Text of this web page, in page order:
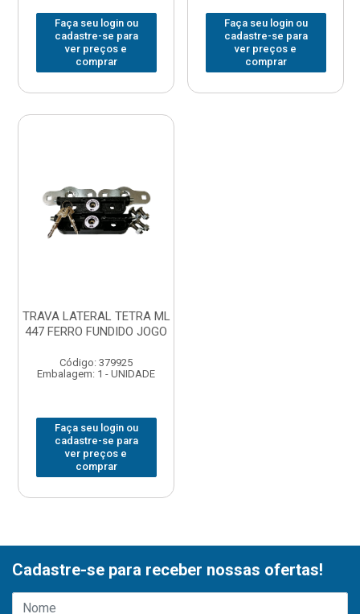
Faça seu login ou
cadastre-se para
ver preços e
comprar
Faça seu login ou
cadastre-se para
ver preços e
comprar
TRAVA LATERAL TETRA ML
447 FERRO FUNDIDO JOGO
Código: 379925
Embalagem: 1 - UNIDADE
Faça seu login ou
cadastre-se para
ver preços e
comprar
Cadastre-se para receber nossas ofertas!